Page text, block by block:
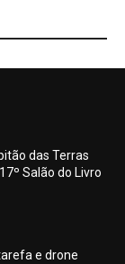
das Terras
Salão do Livro
e drone